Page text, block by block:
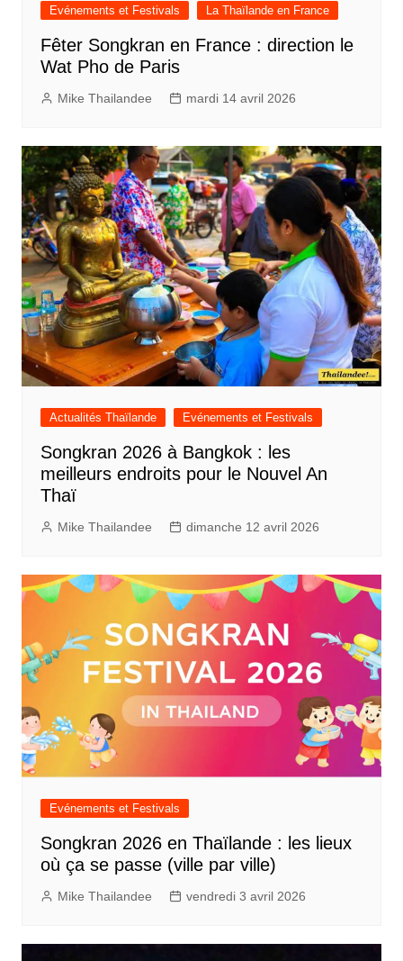
Evénements et Festivals La Thaïlande en France
Fêter Songkran en France : direction le
Wat Pho de Paris
Mike Thailandee mardi 14 avril 2026
Actualités Thaïlande Evénements et Festivals
Songkran 2026 à Bangkok : les
meilleurs endroits pour le Nouvel An
Thaï
Mike Thailandee dimanche 12 avril 2026
Evénements et Festivals
Songkran 2026 en Thaïlande : les lieux
où ça se passe (ville par ville)
Mike Thailandee vendredi 3 avril 2026